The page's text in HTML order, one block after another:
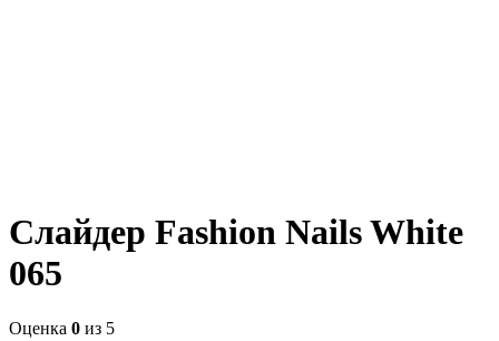
Слайдер Fashion Nails White
065
Оценка 0 из 5